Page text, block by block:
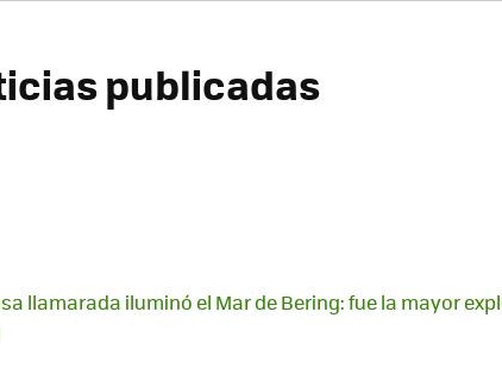
publicadas
llamarada iluminó el Mar de Bering: fue la mayor